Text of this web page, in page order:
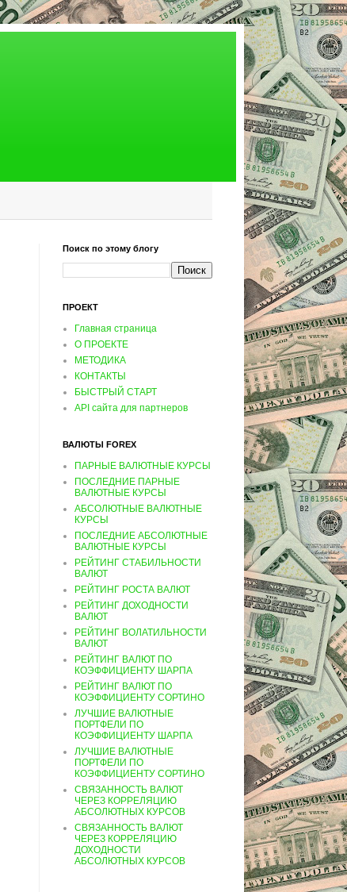
Поиск по этому блогу
ПРОЕКТ
Главная страница
О ПРОЕКТЕ
МЕТОДИКА
КОНТАКТЫ
БЫСТРЫЙ СТАРТ
API сайта для партнеров
ВАЛЮТЫ FOREX
ПАРНЫЕ ВАЛЮТНЫЕ КУРСЫ
ПОСЛЕДНИЕ ПАРНЫЕ
ВАЛЮТНЫЕ КУРСЫ
АБСОЛЮТНЫЕ ВАЛЮТНЫЕ
КУРСЫ
ПОСЛЕДНИЕ АБСОЛЮТНЫЕ
ВАЛЮТНЫЕ КУРСЫ
РЕЙТИНГ СТАБИЛЬНОСТИ
ВАЛЮТ
РЕЙТИНГ РОСТА ВАЛЮТ
РЕЙТИНГ ДОХОДНОСТИ
ВАЛЮТ
РЕЙТИНГ ВОЛАТИЛЬНОСТИ
ВАЛЮТ
РЕЙТИНГ ВАЛЮТ ПО
КОЭФФИЦИЕНТУ ШАРПА
РЕЙТИНГ ВАЛЮТ ПО
КОЭФФИЦИЕНТУ СОРТИНО
ЛУЧШИЕ ВАЛЮТНЫЕ
ПОРТФЕЛИ ПО
КОЭФФИЦИЕНТУ ШАРПА
ЛУЧШИЕ ВАЛЮТНЫЕ
ПОРТФЕЛИ ПО
КОЭФФИЦИЕНТУ СОРТИНО
СВЯЗАННОСТЬ ВАЛЮТ
ЧЕРЕЗ КОРРЕЛЯЦИЮ
АБСОЛЮТНЫХ КУРСОВ
СВЯЗАННОСТЬ ВАЛЮТ
ЧЕРЕЗ КОРРЕЛЯЦИЮ
ДОХОДНОСТИ
АБСОЛЮТНЫХ КУРСОВ